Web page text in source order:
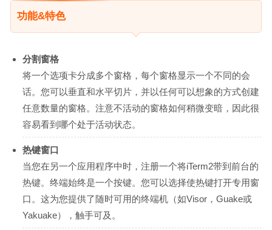
功能&特色
分割窗格
将一个选项卡分成多个窗格，每个窗格显示一个不同的会
话。您可以垂直和水平切片，并以任何可以想象的方式创建
任意数量的窗格。注意不活动的窗格如何稍微变暗，因此很
容易看到哪个处于活动状态。
热键窗口
当您在另一个应用程序中时，注册一个将iTerm2带到前台的
热键。终端始终是一个按键。您可以选择使热键打开专用窗
口。这为您提供了随时可用的终端机（如Visor，Guake或
Yakuake），触手可及。